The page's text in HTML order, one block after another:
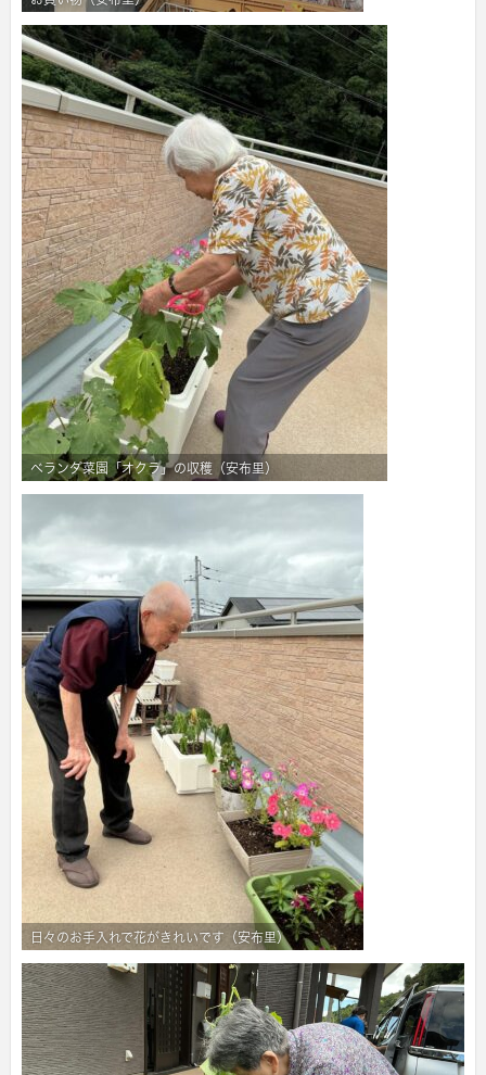
ベランダ菜園「オクラ」の収穫（安布里）
日々のお手入れで花がきれいです（安布里）